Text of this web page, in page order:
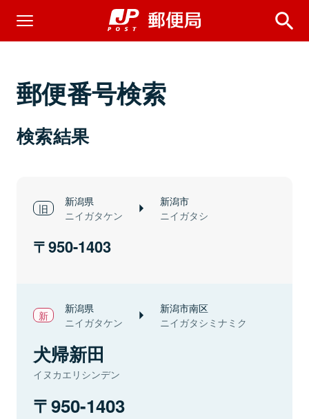
郵便番号検索
検索結果
新潟県
ニイガタケン
新潟市
ニイガタシ
950-1403
新潟県
ニイガタケン
新潟市南区
ニイガタシミナミク
犬帰新田
イヌカエリシンデン
950-1403